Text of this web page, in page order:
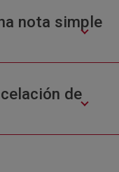
nota simple
de